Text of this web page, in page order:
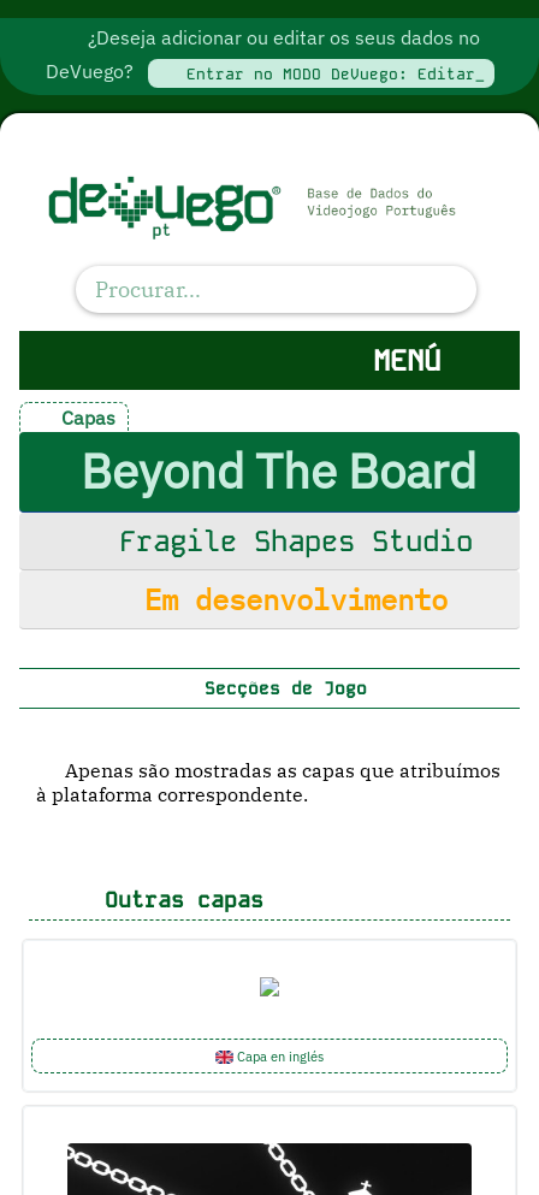
¿Deseja adicionar ou editar os seus dados no
DeVuego?
Entrar no MODO DeVuego: Editar_
MENÚ
Capas
Beyond The Board
Fragile Shapes Studio
Em desenvolvimento
Secções de Jogo
Apenas são mostradas as capas que atribuímos
à plataforma correspondente.
Outras capas
Capa en inglés